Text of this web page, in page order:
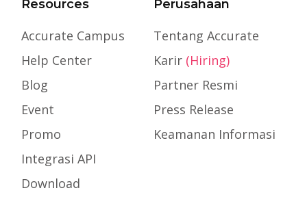
Resources
Accurate Campus
Help Center
Blog
Event
Promo
Integrasi API
Download
Perusahaan
Tentang Accurate
Karir (Hiring)
Partner Resmi
Press Release
Keamanan Informasi